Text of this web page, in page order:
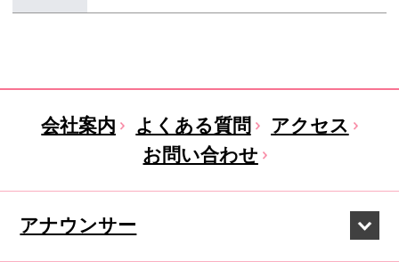
会社案内 よくある質問
アクセス
お問い合わせ
アナウンサー